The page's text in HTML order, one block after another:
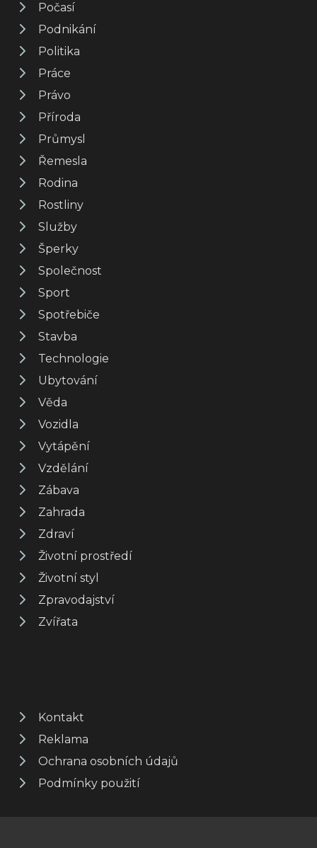
Počasí
Podnikání
Politika
Práce
Právo
Příroda
Průmysl
Řemesla
Rodina
Rostliny
Služby
Šperky
Společnost
Sport
Spotřebiče
Stavba
Technologie
Ubytování
Věda
Vozidla
Vytápění
Vzdělání
Zábava
Zahrada
Zdraví
Životní prostředí
Životní styl
Zpravodajství
Zvířata
Kontakt
Reklama
Ochrana osobních údajů
Podmínky použití